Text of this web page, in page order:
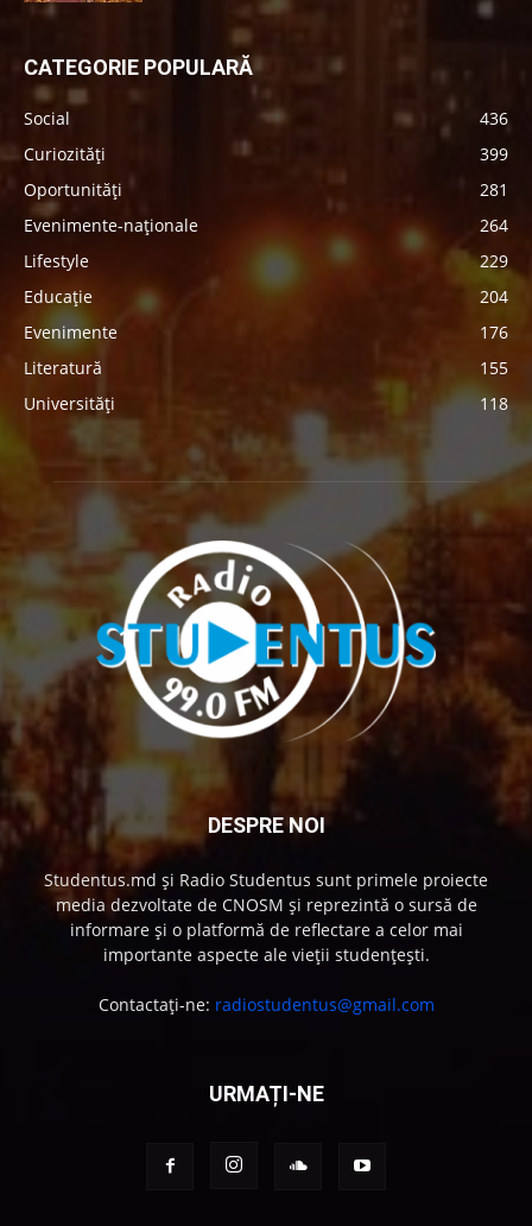
CATEGORIE POPULARĂ
Social
436
Curiozități
399
Oportunități
281
Evenimente-naționale
264
Lifestyle
229
Educație
204
Evenimente
176
Literatură
155
Universități
118
DESPRE NOI
Studentus.md și Radio Studentus sunt primele proiecte
media dezvoltate de CNOSM și reprezintă o sursă de
informare și o platformă de reflectare a celor mai
importante aspecte ale vieții studențești.
Contactați-ne: radiostudentus@gmail.com
URMAȚI-NE